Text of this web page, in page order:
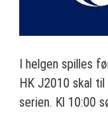
I helgen spilles
HK J2010 skal
serien. Kl 10:00